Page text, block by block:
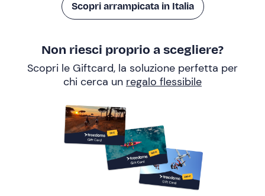
Scopri arrampicata in Italia
Non riesci proprio a scegliere?
Scopri le Giftcard, la soluzione perfetta per
chi cerca un regalo flessibile